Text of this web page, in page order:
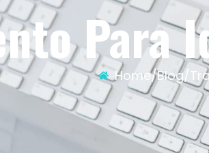
Para
Home/Blog/